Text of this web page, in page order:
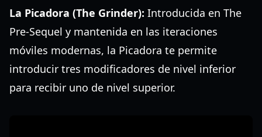
La Picadora (The Grinder): Introducida en The
Pre-Sequel y mantenida en las iteraciones
móviles modernas, la Picadora te permite
introducir tres modificadores de nivel inferior
para recibir uno de nivel superior.